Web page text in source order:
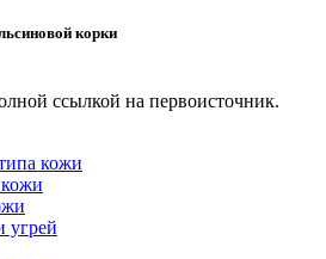
корки
ссылкой на первоисточник.
кожи
угрей